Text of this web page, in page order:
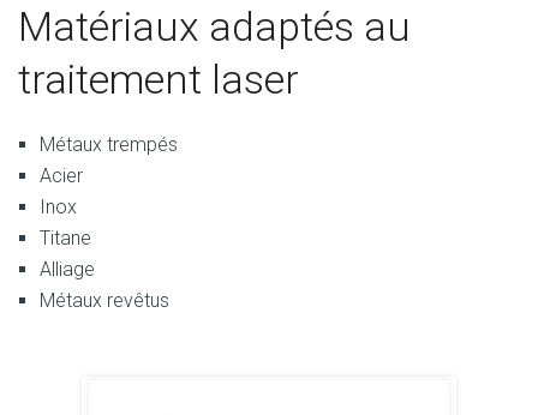
Matériaux adaptés au
traitement laser
Métaux trempés
Acier
Inox
Titane
Alliage
Métaux revêtus